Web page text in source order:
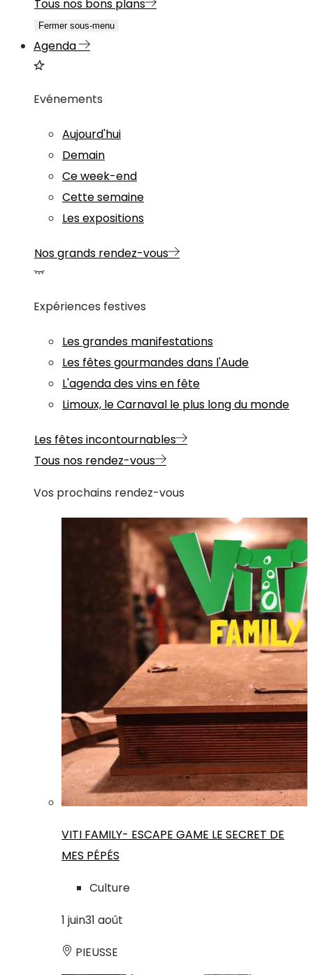
Tous nos bons plans
Fermer sous-menu
Agenda
Evénements
Aujourd'hui
Demain
Ce week-end
Cette semaine
Les expositions
Nos grands rendez-vous
Expériences festives
Les grandes manifestations
Les fêtes gourmandes dans l'Aude
L'agenda des vins en fête
Limoux, le Carnaval le plus long du monde
Les fêtes incontournables
Tous nos rendez-vous
Vos prochains rendez-vous
VITI FAMILY- ESCAPE GAME LE SECRET DE
MES PÉPÉS
Culture
1 juin31 août
PIEUSSE